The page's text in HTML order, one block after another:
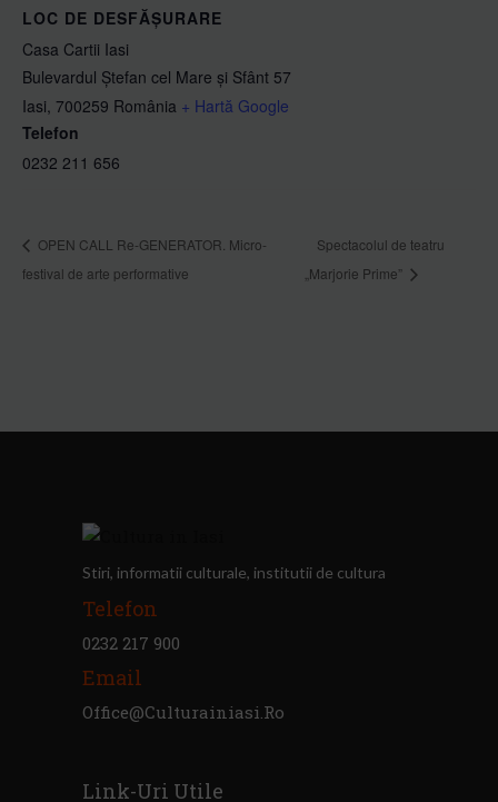
LOC DE DESFĂȘURARE
Casa Cartii Iasi
Bulevardul Ștefan cel Mare și Sfânt 57
Iasi, 700259 România + Hartă Google
Telefon
0232 211 656
OPEN CALL Re-GENERATOR. Micro-
festival de arte performative
Spectacolul de teatru
„Marjorie Prime”
Stiri, informatii culturale, institutii de cultura
Telefon
0232 217 900
Email
Office@culturainiasi.ro
Link-Uri Utile